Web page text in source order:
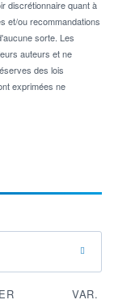
discrétionnaire quant à
et/ou recommandations
sorte. Les
auteurs et ne
des lois
exprimées ne
VAR.